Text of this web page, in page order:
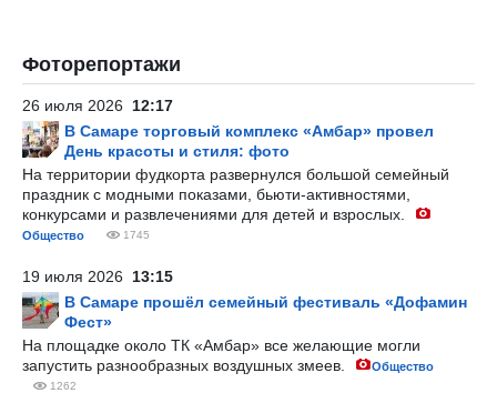
Фоторепортажи
26 июля 2026 12:17
В Самаре торговый комплекс «Амбар» провел
День красоты и стиля: фото
На территории фудкорта развернулся большой семейный
праздник с модными показами, бьюти-активностями,
конкурсами и развлечениями для детей и взрослых.
Общество 1745
19 июля 2026 13:15
В Самаре прошёл семейный фестиваль «Дофамин
Фест»
На площадке около ТК «Амбар» все желающие могли
запустить разнообразных воздушных змеев.
Общество
1262